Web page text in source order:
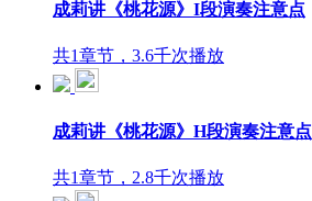
成莉讲《桃花源》I段演奏注意点
共1章节，3.6千次播放
成莉讲《桃花源》H段演奏注意点
共1章节，2.8千次播放